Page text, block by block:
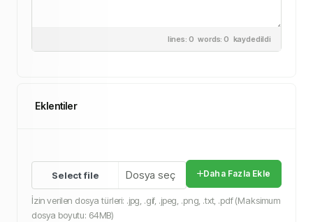
lines: 0 words: 0 kaydedildi
Eklentiler
Dosya seç Daha Fazla Ekle
İzin verilen dosya türleri: .jpg, .gif, .jpeg, .png, .txt, .pdf (Maksimum
dosya boyutu: 64MB)